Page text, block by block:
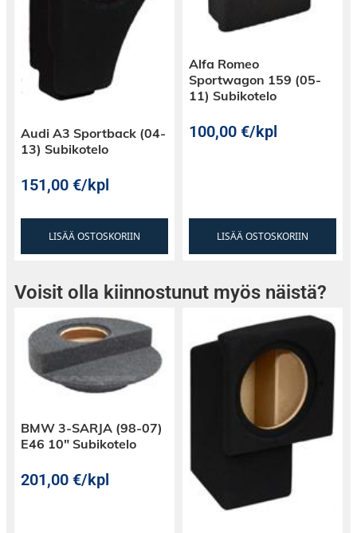
Audi A3 Sportback (04-
13) Subikotelo
151,00€/kpl
LISÄÄ OSTOSKORIIN
Alfa Romeo
Sportwagon 159 (05-
11) Subikotelo
100,00€/kpl
LISÄÄ OSTOSKORIIN
Voisit olla kiinnostunut myös näistä?
BMW 3-SARJA (98-07)
E46 10″ Subikotelo
201,00€/kpl